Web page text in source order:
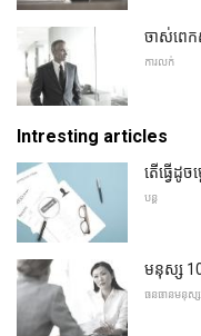
ចាស់ពេក
ការលក់
Intresting articles
តើធ្វើដូច
បន្ត
មនុស្ស 10
ធនធានមនុស្ស